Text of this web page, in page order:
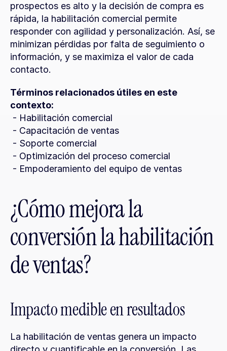
prospectos es alto y la decisión de compra es
rápida, la habilitación comercial permite
responder con agilidad y personalización. Así, se
minimizan pérdidas por falta de seguimiento o
información, y se maximiza el valor de cada
contacto.
Términos relacionados útiles en este
contexto:
- Habilitación comercial
- Capacitación de ventas
- Soporte comercial
- Optimización del proceso comercial
- Empoderamiento del equipo de ventas
¿Cómo mejora la
conversión la habilitación
de ventas?
Impacto medible en resultados
La habilitación de ventas genera un impacto